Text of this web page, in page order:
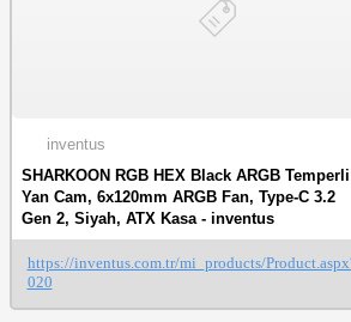
inventus
SHARKOON RGB HEX Black ARGB Temperli
Yan Cam, 6x120mm ARGB Fan, Type-C 3.2
Gen 2, Siyah, ATX Kasa - inventus
https://inventus.com.tr/mi_products/
020